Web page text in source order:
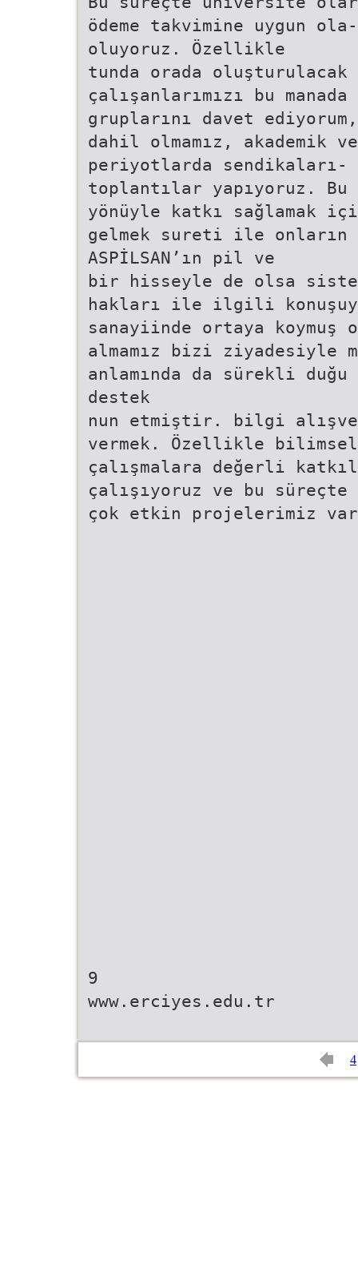
ödeme takvimine uygun
oluyoruz. Özellikle
tunda orada oluşturulacak
çalışanlarımızı bu manada
gruplarını davet ediyorum,
dahil olmamız,
periyotlarda
toplantılar yapıyoruz. Bu
yönüyle katkı sağlamak
gelmek sureti ile onların
ASPİLSAN’ın pil ve
bir hisseyle de olsa
hakları ile ilgili
sanayiinde ortaya koymuş
almamız bizi ziyadesiyle
anlamında da sürekli duğu
destek
nun etmiştir. bilgi
vermek. Özellikle
çalışmalara değerli
çalışıyoruz ve bu süreçte
çok etkin projelerimiz
9
www.erciyes.edu.tr
4